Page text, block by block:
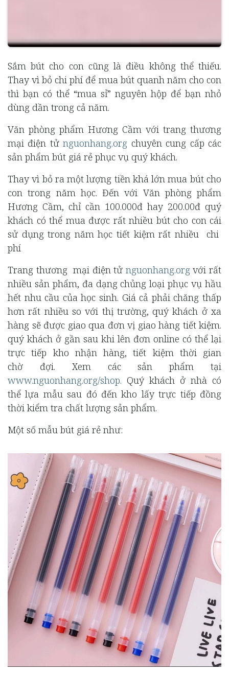
Sắm bút cho con cũng là điều không thể thiếu.
Thay vì bỏ chi phí để mua bút quanh năm cho con
thì bạn có thể “mua sỉ” nguyên hộp để bạn nhỏ
dùng dần trong cả năm.
Văn phòng phẩm Hương Cầm với trang thương
mại điện tửnguonhang.org chuyên cung cấp các
sản phẩm bút giá rẻ phục vụ quý khách.
Thay vì bỏ ra một lượng tiền khá lớn mua bút cho
con trong năm học. Đến với Văn phòng phẩm
Hương Cầm, chỉ cần 100.000đ hay 200.00đ quý
khách có thể mua được rất nhiều bút cho con cái
sử dụng trong năm học tiết kiệm rất nhiều chi
phí
Trang thương mại điện tử nguonhang.orgvới rất
nhiều sản phẩm, đa dạng chủng loại phục vụ hầu
hết nhu cầu của học sinh. Giá cả phải chăng thấp
hơn rất nhiều so với thị trường, quý khách ở xa
hàng sẽ được giao qua đơn vị giao hàng tiết kiệm.
quý khách ở gần sau khi lên đơn online có thể lại
trực tiếp kho nhận hàng, tiết kiệm thời gian
chờ đợi. Xem các sản phẩm tại
www.nguonhang.org/shop. Quý khách ở nhà có
thể lựa mẫu sau đó đến kho lấy trực tiếp đồng
thời kiểm tra chất lượng sản phẩm.
Một số mẫu bút giá rẻ như: